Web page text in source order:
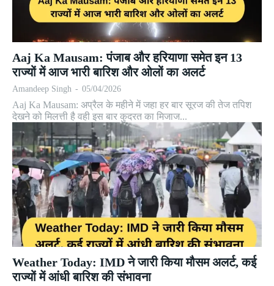
Aaj Ka Mausam: पंजाब और हरियाणा समेत इन 13
राज्यों में आज भारी बारिश और ओलों का अलर्ट
Amandeep Singh - 05/04/2026
Aaj Ka Mausam: अप्रैल के महीने में जहा हर बार सूरज की तेज तपिश
देखने को मिलत्ती है वही इस बार कुदरत का मिजाज...
Weather Today: IMD ने जारी किया मौसम अलर्ट, कई
राज्यों में आंधी बारिश की संभावना